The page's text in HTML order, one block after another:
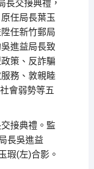
長交接典禮，
任局長葉玉
任新竹郵局
進益局長致
策、反詐騙
務、敦親睦
會弱勢等五
接典禮。監
長吳進益
瑕(左)合影。